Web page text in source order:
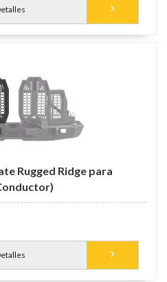
Rugged Ridge para